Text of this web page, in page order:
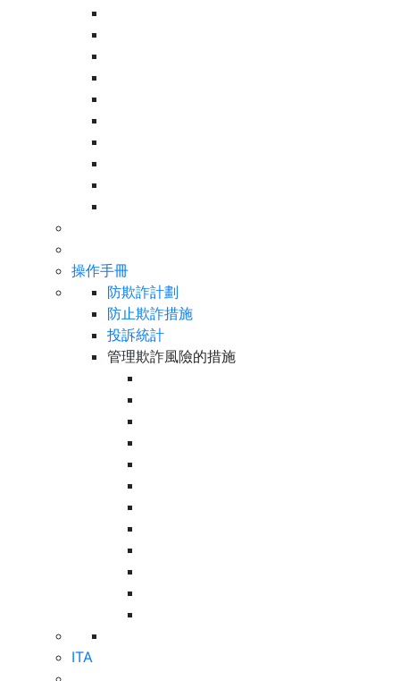
操作手冊
防欺詐計劃
防止欺詐措施
投訴統計
管理欺詐風險的措施
ITA